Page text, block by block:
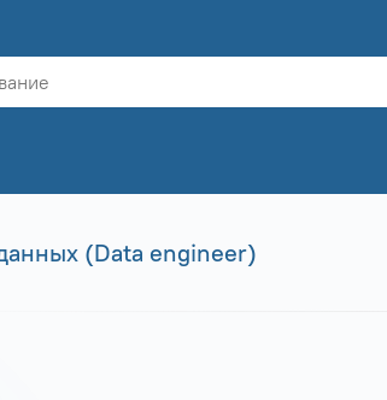
(Data engineer)